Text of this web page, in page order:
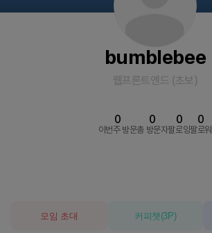
bumblebee
웹프론트엔드 (초보)
이번주 방문
0
총 방문자
0
팔로잉
0
팔로워
0
모임 초대 커피챗 (3P)